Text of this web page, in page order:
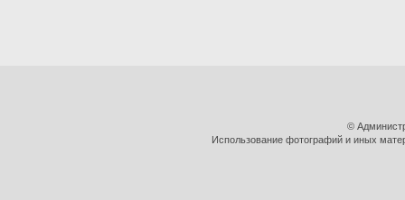
©
Использование фотографий и иных